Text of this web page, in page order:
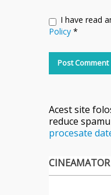
I have read
Policy *
Acest site
reduce
procesate